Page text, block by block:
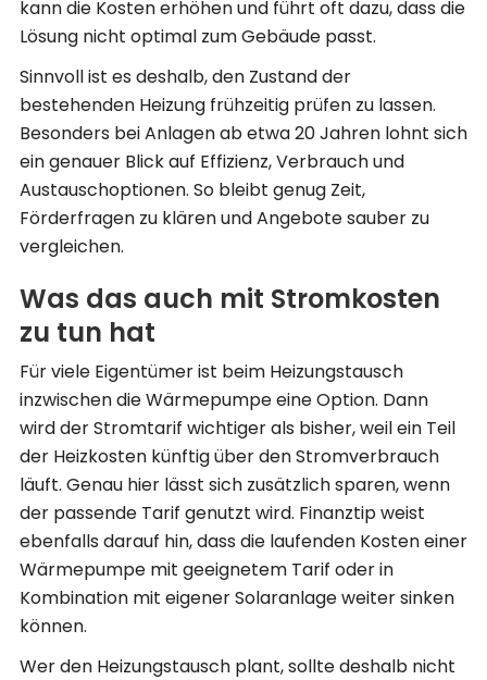
kann die Kosten erhöhen und führt oft dazu, dass die
Lösung nicht optimal zum Gebäude passt.
Sinnvoll ist es deshalb, den Zustand der
bestehenden Heizung frühzeitig prüfen zu lassen.
Besonders bei Anlagen ab etwa 20 Jahren lohnt sich
ein genauer Blick auf Effizienz, Verbrauch und
Austauschoptionen. So bleibt genug Zeit,
Förderfragen zu klären und Angebote sauber zu
vergleichen.
Was das auch mit Stromkosten
zu tun hat
Für viele Eigentümer ist beim Heizungstausch
inzwischen die Wärmepumpe eine Option. Dann
wird der Stromtarif wichtiger als bisher, weil ein Teil
der Heizkosten künftig über den Stromverbrauch
läuft. Genau hier lässt sich zusätzlich sparen, wenn
der passende Tarif genutzt wird. Finanztip weist
ebenfalls darauf hin, dass die laufenden Kosten einer
Wärmepumpe mit geeignetem Tarif oder in
Kombination mit eigener Solaranlage weiter sinken
können.
Wer den Heizungstausch plant, sollte deshalb nicht